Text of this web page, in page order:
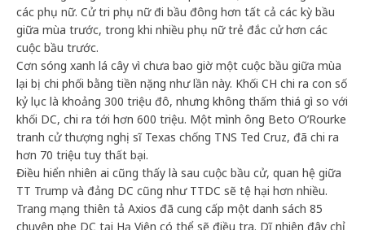
các phụ nữ. Cử tri phụ nữ đi bầu đông hơn tất cả các kỳ bầu
giữa mùa trước, trong khi nhiều phụ nữ trẻ đắc cử hơn các
cuộc bầu trước.
Cơn sóng xanh lá cây vì chưa bao giờ một cuộc bầu giữa mùa
lại bị chi phối bằng tiền nặng như lần này. Khối CH chi ra con số
kỷ lục là khoảng 300 triệu đô, nhưng không thấm thiá gì so với
khối DC, chi ra tới hơn 600 triệu. Một mình ông Beto O’Rourke
tranh cử thượng nghị sĩ Texas chống TNS Ted Cruz, đã chi ra
hơn 70 triệu tuy thất bại.
Điều hiển nhiên ai cũng thấy là sau cuộc bầu cử, quan hệ giữa
TT Trump và đảng DC cũng như TTDC sẽ tệ hại hơn nhiều.
Trang mạng thiên tả Axios đã cung cấp một danh sách 85
chuyện phe DC tại Hạ Viện có thể sẽ điều tra. Dĩ nhiên đây chỉ